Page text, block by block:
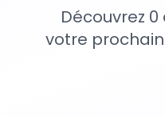
Découvrez
votre